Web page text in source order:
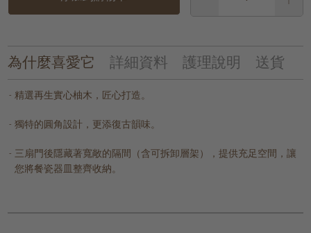
為什麼喜愛它 詳細資料 護理說明 送貨
精選再生實心柚木，匠心打造。
獨特的圓角設計，更添復古韻味。
三扇門後隱藏著寬敞的隔間（含可拆卸層架），提供充足空間，讓
您將餐瓷器皿整齊收納。